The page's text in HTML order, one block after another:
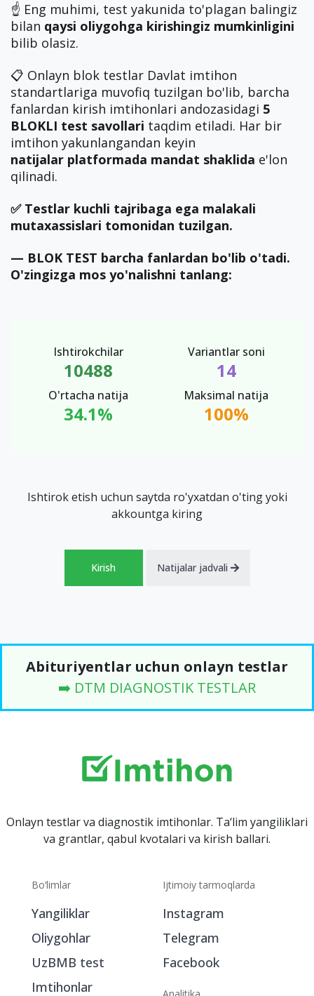
☝️ Eng muhimi, test yakunida to'plagan balingiz
bilan qaysi oliygohga kirishingiz mumkinligini
bilib olasiz.
📋 Onlayn blok testlar Davlat imtihon
standartlariga muvofiq tuzilgan bo'lib, barcha
fanlardan kirish imtihonlari andozasidagi 5
BLOKLI test savollari taqdim etiladi. Har bir
imtihon yakunlangandan keyin
natijalar platformada mandat shaklida e'lon
qilinadi.
✅ Testlar kuchli tajribaga ega malakali
mutaxassislari tomonidan tuzilgan.
— BLOK TEST barcha fanlardan bo'lib o'tadi.
O'zingizga mos yo'nalishni tanlang:
Ishtirokchilar
10488
Variantlar soni
14
O'rtacha natija
34.1%
Maksimal natija
100%
Ishtirok etish uchun saytda ro'yxatdan o'ting yoki
akkountga kiring
Kirish Natijalar jadvali
Abituriyentlar uchun onlayn testlar
➡️ DTM DIAGNOSTIK TESTLAR
Onlayn testlar va diagnostik imtihonlar. Ta‘lim yangiliklari
va grantlar, qabul kvotalari va kirish ballari.
Bo‘limlar
Yangiliklar
Oliygohlar
UzBMB test
Imtihonlar
Ijtimoiy tarmoqlarda
Instagram
Telegram
Facebook